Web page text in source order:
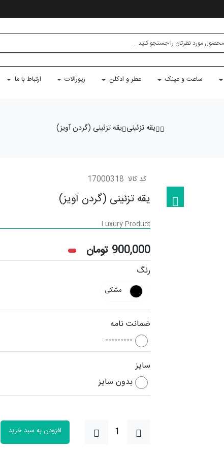
ساعت و عینک عطر و ادکلن زیورآلات ارتباط با ما
یقه تزئینی یقه تزئینی (گردن آویز)
کد کالا 17000318
یقه تزئینی (گردن آویز)
Luxury Product
900,000 تومان
رنگ
مشکی
ضمانت نامه
---------
سایز
بدون سایز
افزودن به سبد خرید